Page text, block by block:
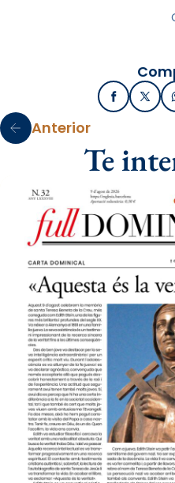
Facebook
X /
Anterior
Te